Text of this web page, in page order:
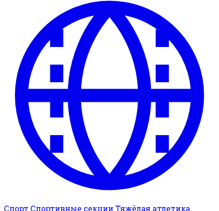
Спорт Спортивные секции Тяжёлая атлетика